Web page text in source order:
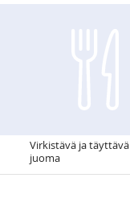
Virkistävä ja täyttävä
juoma